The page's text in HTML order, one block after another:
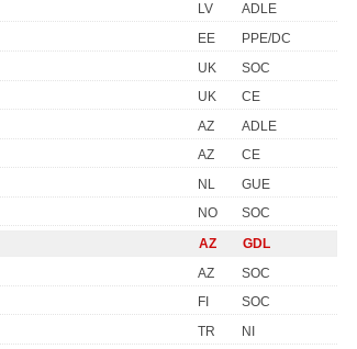
LV
ADLE
EE
PPE/DC
UK
SOC
UK
CE
AZ
ADLE
AZ
CE
NL
GUE
NO
SOC
AZ
GDL
AZ
SOC
FI
SOC
TR
NI